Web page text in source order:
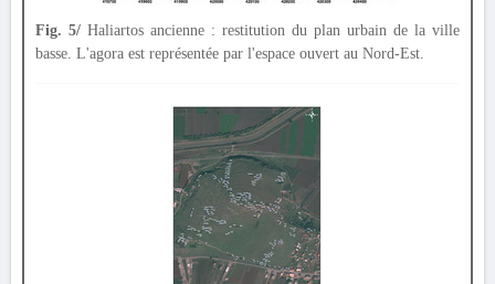
Fig. 5/ Haliartos ancienne : restitution du plan urbain de la ville
basse. L'agora est représentée par l'espace ouvert au Nord-Est.